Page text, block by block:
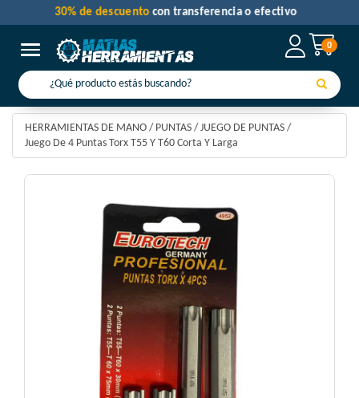
0
Toggle navigation
30% de descuentocon transferencia o efectivo
HERRAMIENTAS DE MANO / PUNTAS / JUEGO DE PUNTAS /
Juego De 4 Puntas Torx T55 Y T60 Corta Y Larga